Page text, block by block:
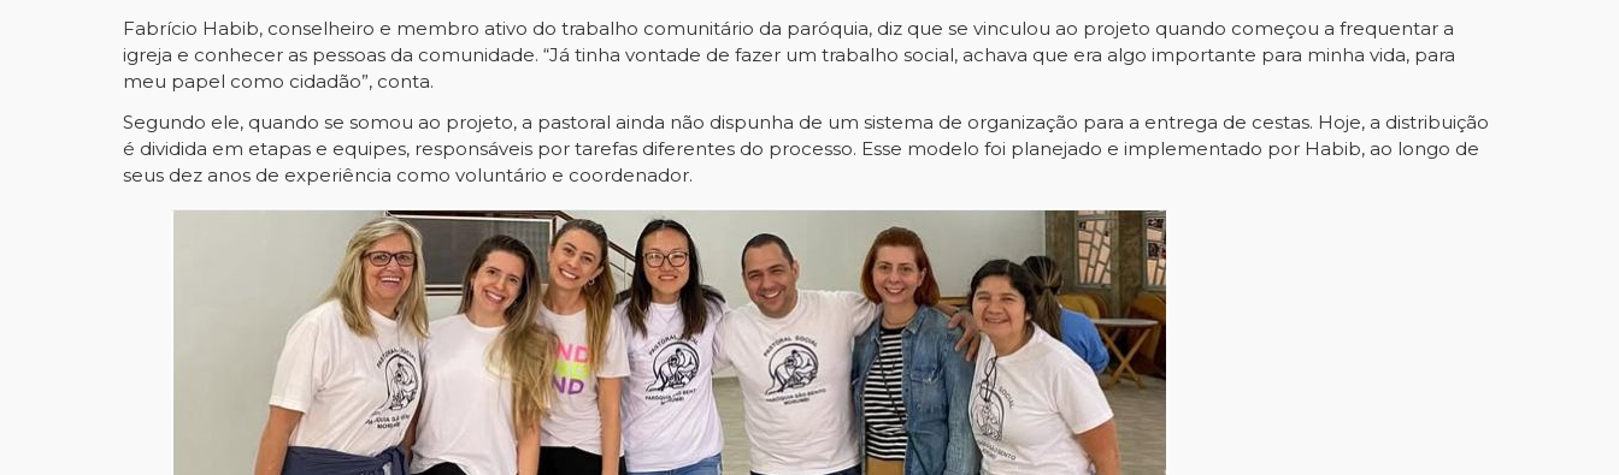
Fabrício Habib, conselheiro e membro ativo do trabalho comunitário da paróquia, diz que se vinculou ao projeto quando começou a frequentar a
igreja e conhecer as pessoas da comunidade. “Já tinha vontade de fazer um trabalho social, achava que era algo importante para minha vida, para
meu papel como cidadão”, conta.
Segundo ele, quando se somou ao projeto, a pastoral ainda não dispunha de um sistema de organização para a entrega de cestas. Hoje, a distribuição
é dividida em etapas e equipes, responsáveis por tarefas diferentes do processo. Esse modelo foi planejado e implementado por Habib, ao longo de
seus dez anos de experiência como voluntário e coordenador.